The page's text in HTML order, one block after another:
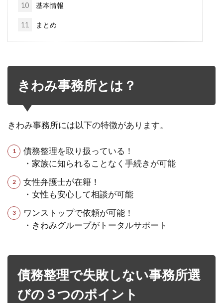
10 基本情報
11 まとめ
きわみ事務所とは？
きわみ事務所には以下の特徴があります。
債務整理を取り扱っている！
・家族に知られることなく手続きが可能
女性弁護士が在籍！
・女性も安心して相談が可能
ワンストップで依頼が可能！
・きわみグループがトータルサポート
債務整理で失敗しない事務所選
びの３つのポイント